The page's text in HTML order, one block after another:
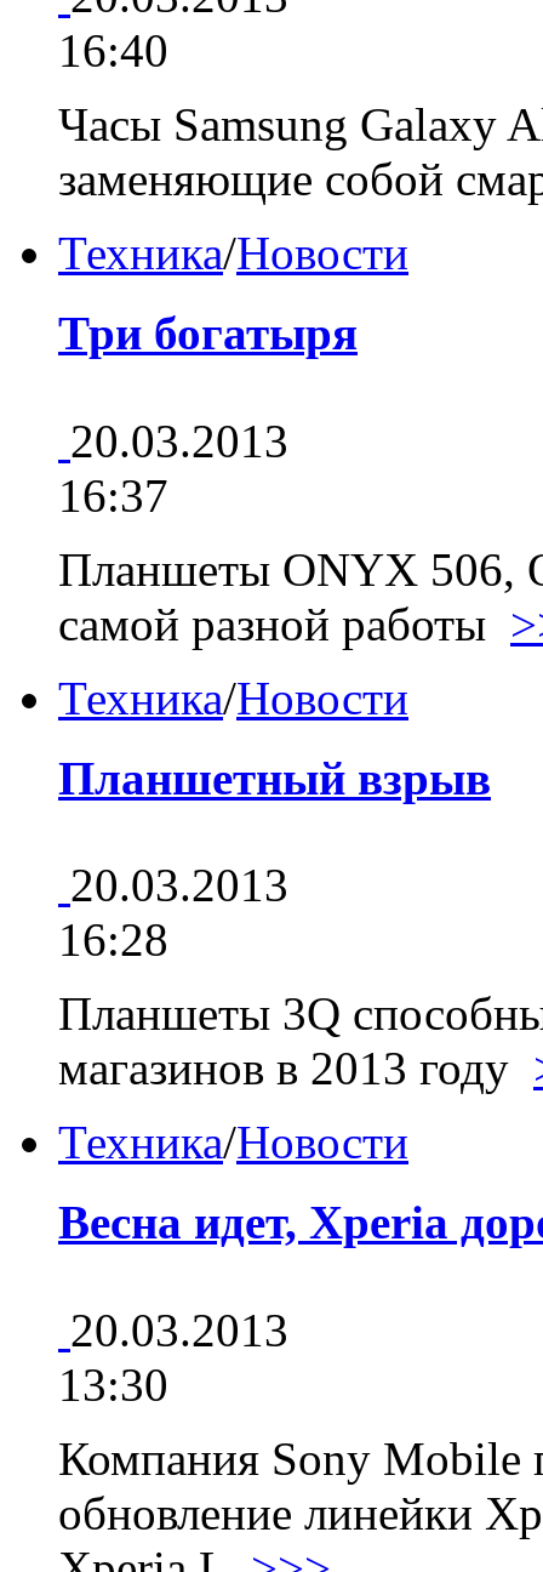
16:40
Часы Samsung Galaxy
заменяющие собой
Техника/Новости
Три богатыря
20.03.2013
16:37
Планшеты ONYX 506,
самой разной работы
Техника/Новости
Планшетный взрыв
20.03.2013
16:28
Планшеты 3Q
магазинов в 2013 году
Техника/Новости
Весна идет, Xperia
20.03.2013
13:30
Компания Sony Mobile
обновление линейки